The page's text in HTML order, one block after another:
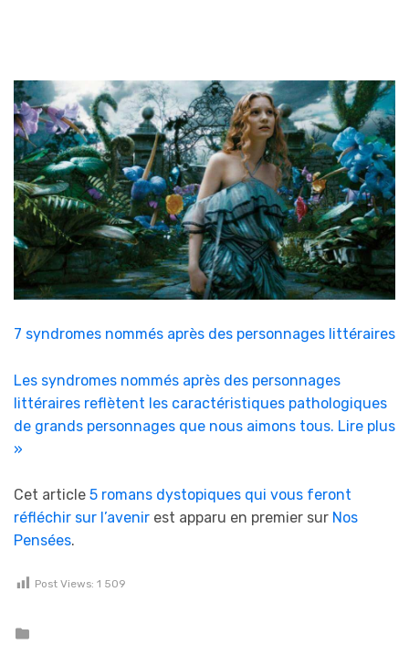
7 syndromes nommés après des personnages littéraires
Les syndromes nommés après des personnages
littéraires reflètent les caractéristiques pathologiques
de grands personnages que nous aimons tous. Lire plus
»
Cet article 5 romans dystopiques qui vous feront
réfléchir sur l’avenir est apparu en premier sur Nos
Pensées.
Post Views: 1 509